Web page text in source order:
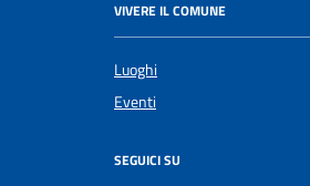
VIVERE IL COMUNE
Luoghi
Eventi
SEGUICI SU